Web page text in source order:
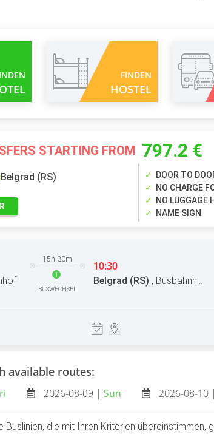
FINDEN
HOSTEL
STARTING FROM 797.2 €
Belgrad (RS)
DOOR TO
NO CHARGE
NO LUGGAGE
NAME SIGN
15h 30m
1
BUSWECHSEL
10:30
Belgrad (RS) , Busbahnhof
available routes:
2026-08-09 | Sun 2026-08-10 |
Buslinien, die mit Ihren Kriterien übereinstimmen,